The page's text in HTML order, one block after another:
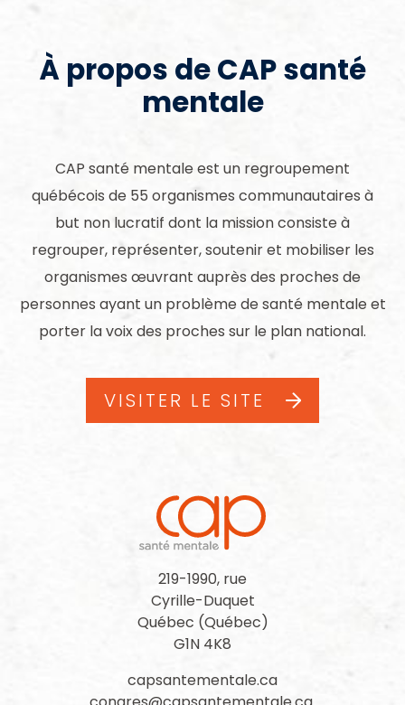
À propos de CAP santé
mentale
CAP santé mentale est un regroupement
québécois de 55 organismes communautaires à
but non lucratif dont la mission consiste à
regrouper, représenter, soutenir et mobiliser les
organismes œuvrant auprès des proches de
personnes ayant un problème de santé mentale et
porter la voix des proches sur le plan national.
VISITER LE SITE
219-1990, rue
Cyrille-Duquet
Québec (Québec)
G1N 4K8
capsantementale.ca